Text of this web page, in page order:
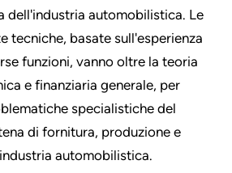
dell'industria automobilistica. Le
tecniche, basate sull'esperienza
funzioni, vanno oltre la teoria
e finanziaria generale, per
specialistiche del
di fornitura, produzione e
automobilistica.